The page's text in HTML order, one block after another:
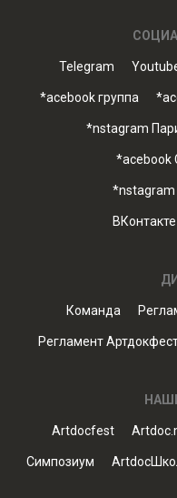
Telegram
*acebook группа
*nstagram
*acebook
*nstagram
Команда
Регламент
Artdocfest
Симпозиум